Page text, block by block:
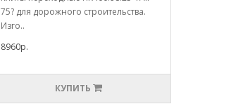
75? для дорожного строительства.
Изго..
8960р.
КУПИТЬ